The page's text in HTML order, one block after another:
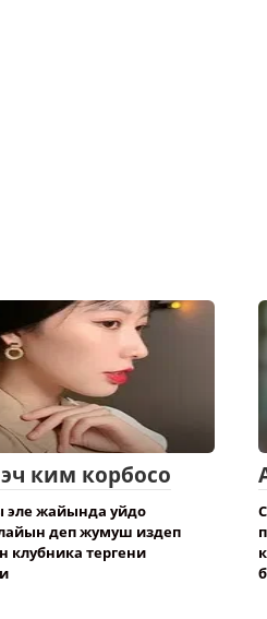
ким корбосо
эле жайында уйдо
деп жумуш издеп
тергени